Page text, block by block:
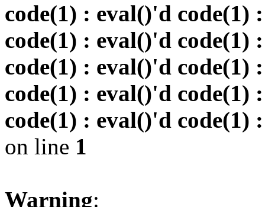
code(1) : eval()'d code(1)
code(1) : eval()'d code(1)
code(1) : eval()'d code(1)
code(1) : eval()'d code(1)
code(1) : eval()'d code(1)
on line 1
Warning: